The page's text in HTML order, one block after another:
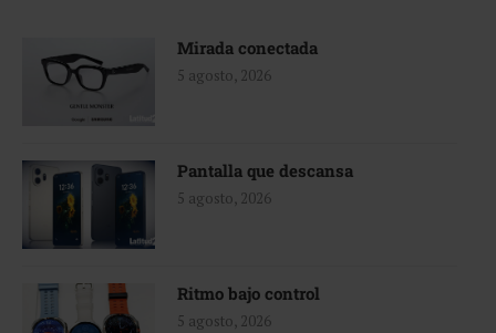
Mirada conectada
5 agosto, 2026
Pantalla que descansa
5 agosto, 2026
Ritmo bajo control
5 agosto, 2026